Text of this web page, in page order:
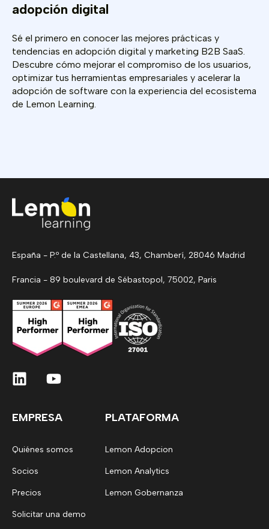
adopción digital
Sé el primero en conocer las mejores prácticas y
tendencias en adopción digital y marketing B2B SaaS.
Descubre cómo mejorar el compromiso de los usuarios,
optimizar tus herramientas empresariales y acelerar la
adopción de software con la experiencia del ecosistema
de Lemon Learning.
España - P.º de la Castellana, 43, Chamberí, 28046 Madrid
Francia - 89 boulevard de Sébastopol, 75002, Paris
EMPRESA
Quiénes somos
Socios
Precios
Solicitar una demo
PLATAFORMA
Lemon Adopcion
Lemon Analytics
Lemon Gobernanza